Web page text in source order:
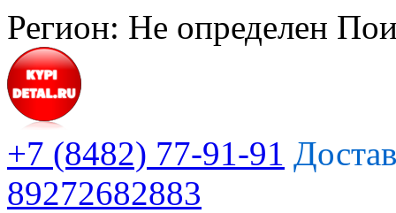
Регион: Не определен
+7 (8482) 77-91-91
89272682883